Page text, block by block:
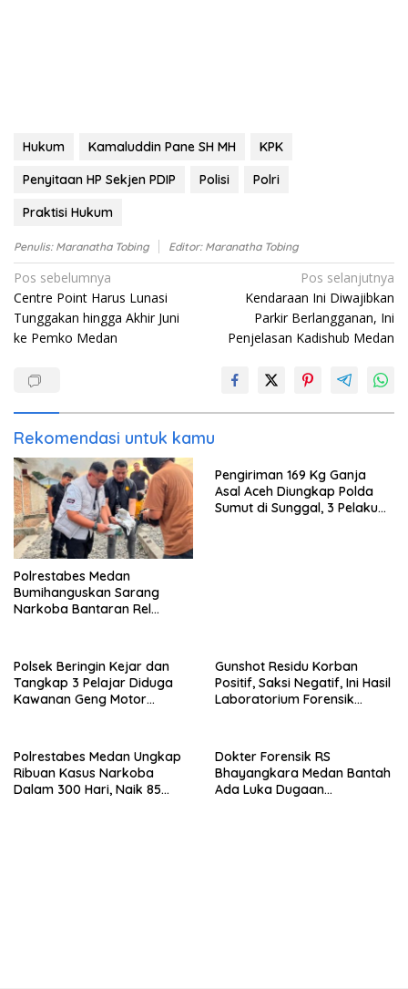
Hukum Kamaluddin Pane SH MH
KPK
Penyitaan HP Sekjen PDIP
Polisi
Polri
Praktisi Hukum
Penulis: Maranatha Tobing Editor: Maranatha Tobing
Navigasi
pos
Pos sebelumnya
Centre Point Harus Lunasi
Tunggakan hingga Akhir Juni
ke Pemko Medan
Pos selanjutnya
Kendaraan Ini Diwajibkan
Parkir Berlangganan, Ini
Penjelasan Kadishub Medan
Rekomendasi untuk kamu
Polrestabes Medan
Bumihanguskan Sarang
Narkoba Bantaran Rel
Pengiriman 169 Kg Ganja
Asal Aceh Diungkap Polda
Sumut di Sunggal, 3 Pelaku
Polsek Beringin Kejar dan
Tangkap 3 Pelajar Diduga
Kawanan Geng Motor
Gunshot Residu Korban
Positif, Saksi Negatif, Ini Hasil
Laboratorium Forensik
Polrestabes Medan Ungkap
Ribuan Kasus Narkoba
Dalam 300 Hari, Naik 85
Dokter Forensik RS
Bhayangkara Medan Bantah
Ada Luka Dugaan